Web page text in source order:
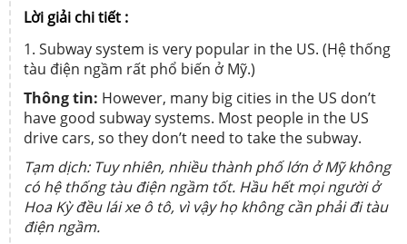
Lời giải chi tiết :
1. Subway system is very popular in the US. (Hệ thống
tàu điện ngầm rất phổ biến ở Mỹ.)
Thông tin: However, many big cities in the US don’t
have good subway systems. Most people in the US
drive cars, so they don’t need to take the subway.
Tạm dịch: Tuy nhiên, nhiều thành phố lớn ở Mỹ không
có hệ thống tàu điện ngầm tốt. Hầu hết mọi người ở
Hoa Kỳ đều lái xe ô tô, vì vậy họ không cần phải đi tàu
điện ngầm.